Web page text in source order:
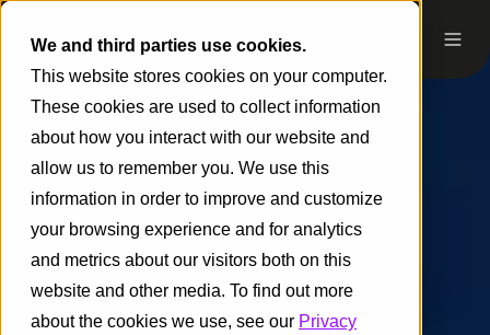
We and third parties use cookies.
This website stores cookies on your computer.
These cookies are used to collect information
about how you interact with our website and
allow us to remember you. We use this
information in order to improve and customize
your browsing experience and for analytics
and metrics about our visitors both on this
website and other media. To find out more
about the cookies we use, see our Privacy